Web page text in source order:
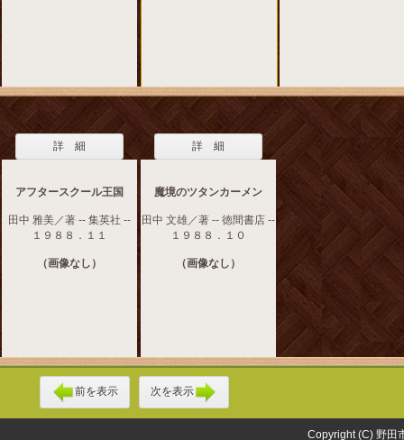
詳 細
アフタースクール王国
田中 雅美／著 -- 集英社 --
１９８８．１１
（画像なし）
詳 細
魔境のツタンカーメン
田中 文雄／著 -- 徳間書店 --
１９８８．１０
（画像なし）
前を表示 次を表示
Copyright (C) 野田